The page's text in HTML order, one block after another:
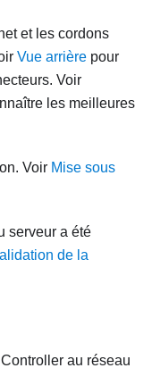
et les cordons
Vue arrière pour
Voir
les meilleures
Voir Mise sous
serveur a été
de la
au réseau